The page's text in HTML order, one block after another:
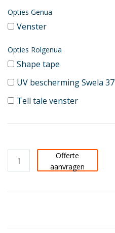
Opties Genua
Venster
Opties Rolgenua
Shape tape
UV bescherming Swela 37
Tell tale venster
Offerte
aanvragen